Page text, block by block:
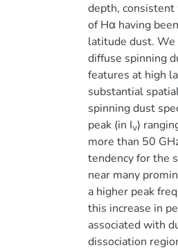
depth,
of Hα having
latitude dust.
diffuse spinning
features at high
substantial
spinning dust
peak (in Iν)
more than 50
tendency for the
near many
a higher peak
this increase in
associated with
dissociation